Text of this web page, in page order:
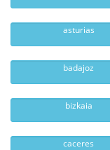
asturias
badajoz
bizkaia
caceres